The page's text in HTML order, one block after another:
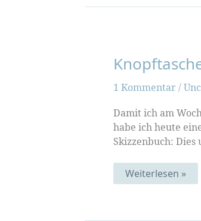
1 Kommentar /
Damit ich am
habe ich heute
Skizzenbuch:
Knopftasche
Weiterlesen »